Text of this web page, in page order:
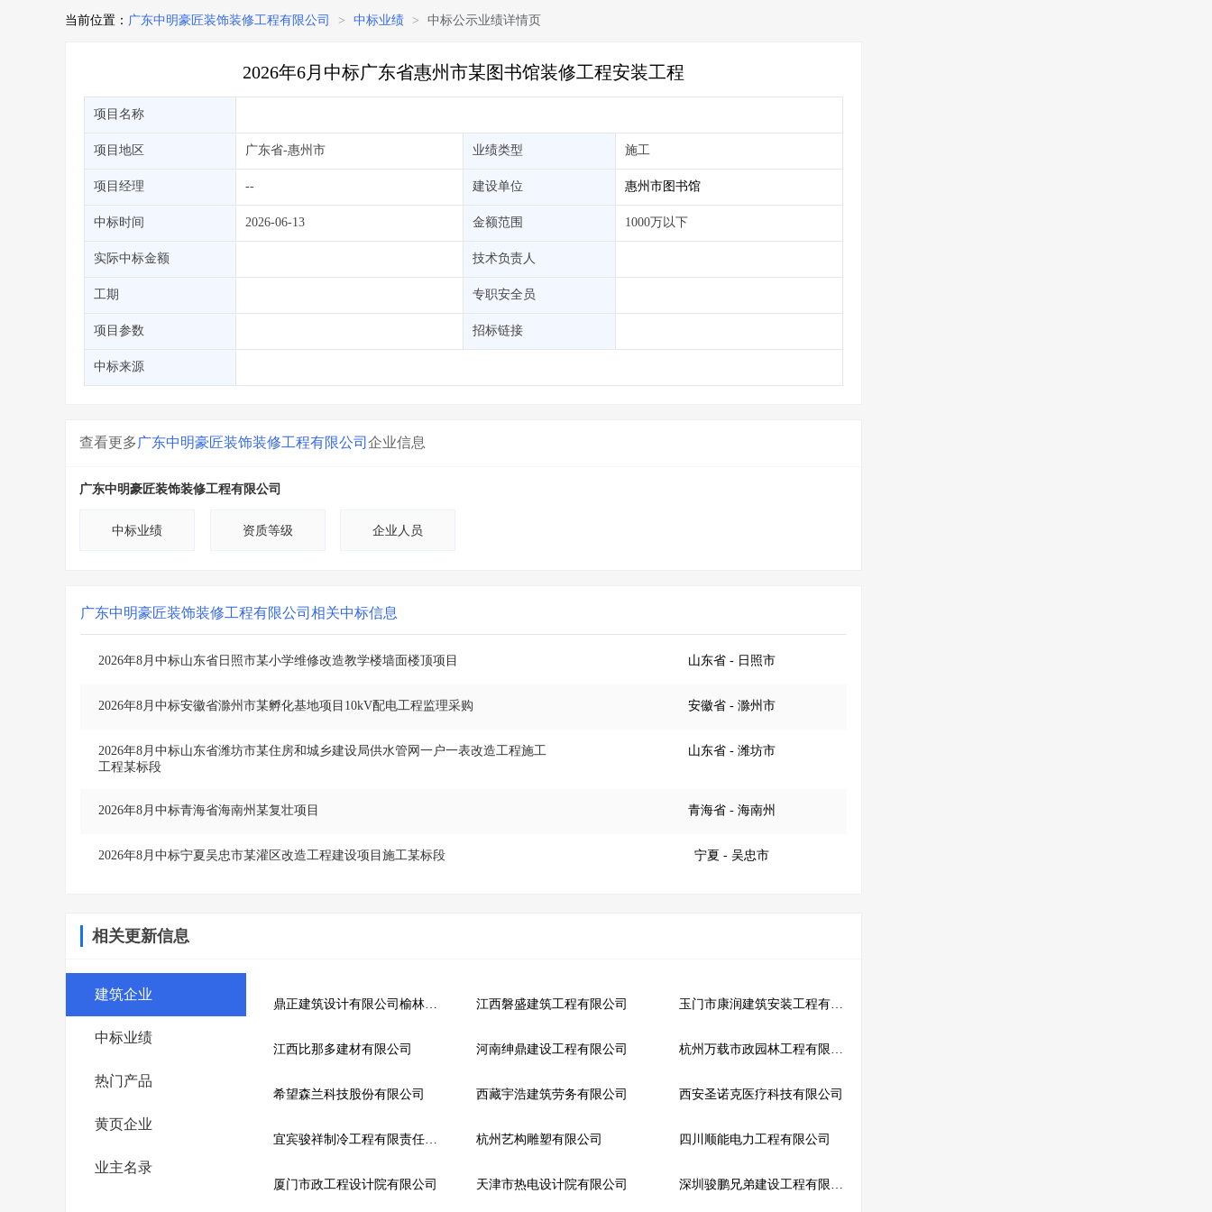
当前位置： 广东中明豪匠装饰装修工程有限公司 > 中标业绩 > 中标公示业绩详情页
2026年6月中标广东省惠州市某图书馆装修工程安装工程
项目名称
项目地区 广东省-惠州市 业绩类型 施工
项目经理 -- 建设单位 惠州市图书馆
中标时间 2026-06-13 金额范围 1000万以下
实际中标金额 技术负责人
工期 专职安全员
项目参数 招标链接
中标来源
查看更多广东中明豪匠装饰装修工程有限公司 企业信息
广东中明豪匠装饰装修工程有限公司
中标业绩 资质等级 企业人员
广东中明豪匠装饰装修工程有限公司 相关中标信息
2026年8月中标山东省日照市某小学维修改造教学楼墙面楼顶项目 山东省 - 日照市
2026年8月中标安徽省滁州市某孵化基地项目10kV配电工程监理采购 安徽省 - 滁州市
2026年8月中标山东省潍坊市某住房和城乡建设局供水管网一户一表改造工程施工
工程某标段
山东省 - 潍坊市
2026年8月中标青海省海南州某复壮项目 青海省 - 海南州
2026年8月中标宁夏吴忠市某灌区改造工程建设项目施工某标段 宁夏 - 吴忠市
相关更新信息
建筑企业
中标业绩
热门产品
黄页企业
业主名录
鼎正建筑设计有限公司榆林分公司 江西磐盛建筑工程有限公司 玉门市康润建筑安装工程有限公司
江西比那多建材有限公司 河南绅鼎建设工程有限公司 杭州万载市政园林工程有限公司
希望森兰科技股份有限公司 西藏宇浩建筑劳务有限公司 西安圣诺克医疗科技有限公司
宜宾骏祥制冷工程有限责任公司 杭州艺构雕塑有限公司 四川顺能电力工程有限公司
厦门市政工程设计院有限公司 天津市热电设计院有限公司 深圳骏鹏兄弟建设工程有限公司